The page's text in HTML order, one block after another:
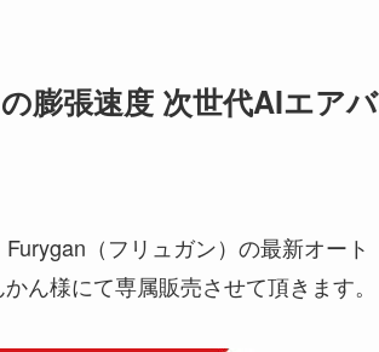
膨張速度 次世代AIエアバ
（フリュガン）の最新オート
ん様にて専属販売させて頂きます。